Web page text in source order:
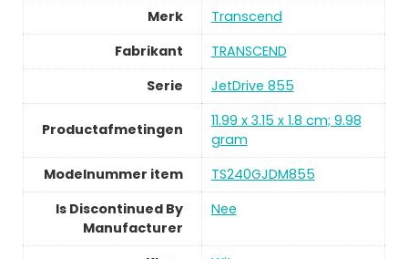
Merk
Transcend
Fabrikant
TRANSCEND
Serie
JetDrive 855
Productafmetingen
11.99 x 3.15 x 1.8 cm; 9.98
gram
Modelnummer item
TS240GJDM855
Is Discontinued By
Manufacturer
Nee